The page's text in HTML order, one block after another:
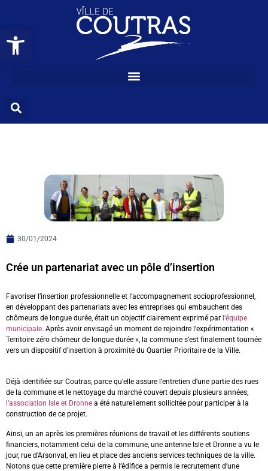
CRÉE UN
PARTENARIAT AVEC
D’INSERTION
30/01/2024
Crée un partenariat avec un pôle d’insertion
Favoriser l’insertion professionnelle et l’accompagnement socioprofessionnel,
en développant des partenariats avec les entreprises qui embauchent des
chômeurs de longue durée, était un objectif clairement exprimé par l’équipe
municipale. Après avoir envisagé un moment de rejoindre l’expérimentation «
Territoire zéro chômeur de longue durée », la commune s’est finalement tournée
vers un dispositif d’insertion à proximité du Quartier Prioritaire de la Ville.
Déjà identifiée sur Coutras, parce qu’elle assure l’entretien d’une partie des rues
de la commune et le nettoyage du marché couvert depuis plusieurs années,
l’association Isle et Dronne a été naturellement sollicitée pour participer à la
construction de ce projet.
Ainsi, un an après les premières réunions de travail et les différents soutiens
financiers, notamment celui de la commune, une antenne Isle et Dronne a vu le
jour, rue d’Arsonval, en lieu et place des anciens services techniques de la ville.
Notons que cette première pierre à l’édifice a permis le recrutement d’une
Ouvrir la barre d’outils